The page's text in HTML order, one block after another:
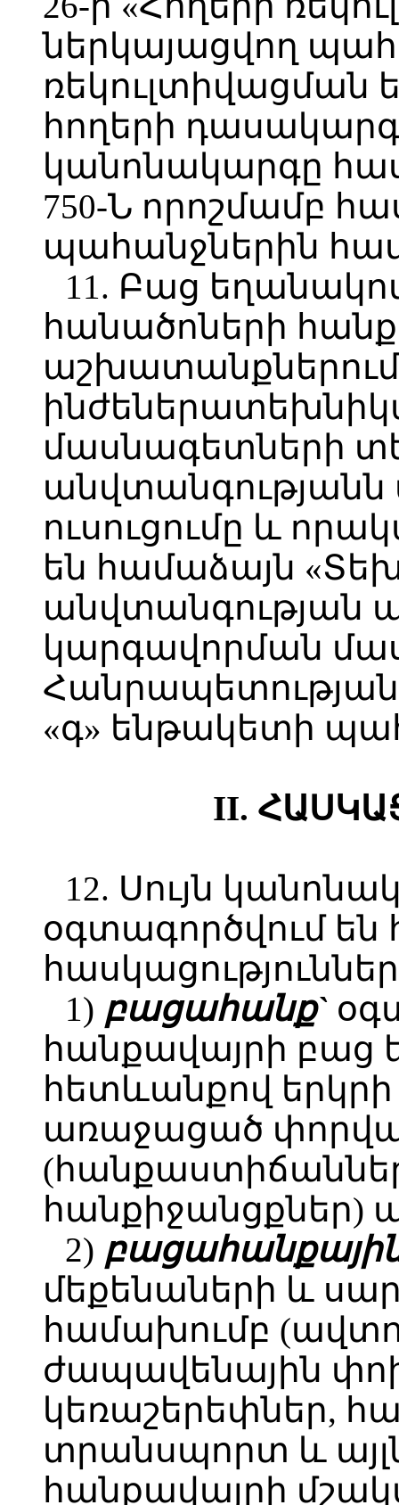
ներկայացվող
հողերի
կանոնակարգը
750-Ն որոշմամբ
պահանջներին
11. Բաց
հանածոների
մասնագետների
անվտանգությանն
ուսուցումը և
են համաձայն
կարգավորման
Հանրապետության
«գ» ենթակետի
II.
12. Սույն
օգտագործվում են
1) բացահանք`
հանքավայրի բաց
հետևանքով երկրի
առաջացած
հանքիջանցքներ)
2)
մեքենաների և
համախումբ
ժապավենային
կեռաշերեփներ,
տրանսպորտ և
հանքավայրի